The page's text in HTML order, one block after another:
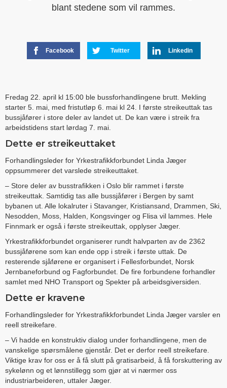
blant stedene som vil rammes.
Facebook Twitter Linkedin
Fredag 22. april kl 15:00 ble bussforhandlingene brutt. Mekling
starter 5. mai, med fristutløp 6. mai kl 24. I første streikeuttak tas
bussjåfører i store deler av landet ut. De kan være i streik fra
arbeidstidens start lørdag 7. mai.
Dette er streikeuttaket
Forhandlingsleder for Yrkestrafikkforbundet Linda Jæger
oppsummerer det varslede streikeuttaket.
– Store deler av busstrafikken i Oslo blir rammet i første
streikeuttak. Samtidig tas alle bussjåfører i Bergen by samt
bybanen ut. Alle lokalruter i Stavanger, Kristiansand, Drammen, Ski,
Nesodden, Moss, Halden, Kongsvinger og Flisa vil lammes. Hele
Finnmark er også i første streikeuttak, opplyser Jæger.
Yrkestrafikkforbundet organiserer rundt halvparten av de 2362
bussjåførene som kan ende opp i streik i første uttak. De
resterende sjåførene er organisert i Fellesforbundet, Norsk
Jernbaneforbund og Fagforbundet. De fire forbundene forhandler
samlet med NHO Transport og Spekter på arbeidsgiversiden.
Dette er kravene
Forhandlingsleder for Yrkestrafikkforbundet Linda Jæger varsler en
reell streikefare.
– Vi hadde en konstruktiv dialog under forhandlingene, men de
vanskelige spørsmålene gjenstår. Det er derfor reell streikefare.
Viktige krav for oss er å få slutt på gratisarbeid, å få forskuttering av
sykelønn og et lønnstillegg som gjør at vi nærmer oss
industriarbeideren, uttaler Jæger.